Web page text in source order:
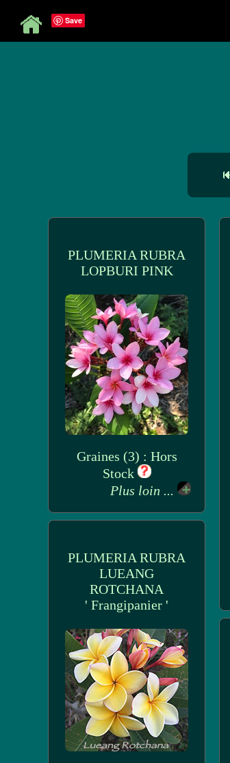
Save
PLUMERIA RUBRA
LOPBURI PINK
Graines (3) : Hors
Stock
Plus loin ...
PLUMERIA RUBRA
LUEANG
ROTCHANA
' Frangipanier '